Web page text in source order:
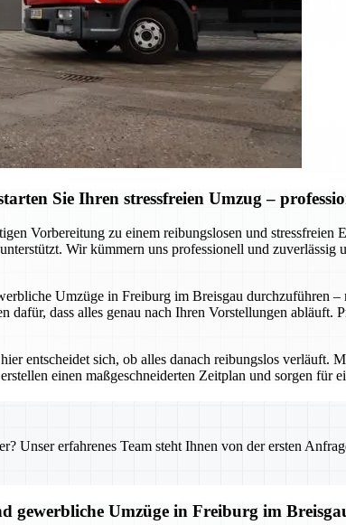
Sie Ihren stressfreien Umzug –
Vorbereitung zu einem reibungslosen und
Wir kümmern uns professionell und
Umzüge in Freiburg im Breisgau durchzuführen
dass alles genau nach Ihren Vorstellungen abläuft.
entscheidet sich, ob alles danach reibungslos verläuft.
einen maßgeschneiderten Zeitplan und sorgen
Unser erfahrenes Team steht Ihnen von der ersten
gewerbliche Umzüge in Freiburg im